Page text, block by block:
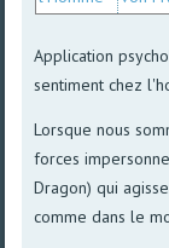
Application
sentiment chez
Lorsque nous
forces
Dragon) qui
comme dans le